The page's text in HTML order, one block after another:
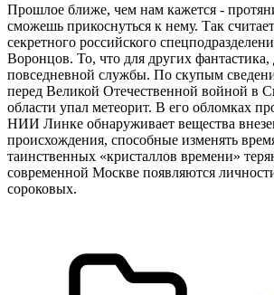
Прошлое ближе, чем нам кажется -
сможешь прикоснуться к нему. Так
секретного российского
Воронцов. То, что для других фантастика,
повседневной службы. По скупым
перед Великой Отечественной войной в
области упал метеорит. В его обломках
НИИ Линке обнаруживает вещества
происхождения, способные изменять
таинственных «кристаллов времени»
современной Москве появляются
сороковых.